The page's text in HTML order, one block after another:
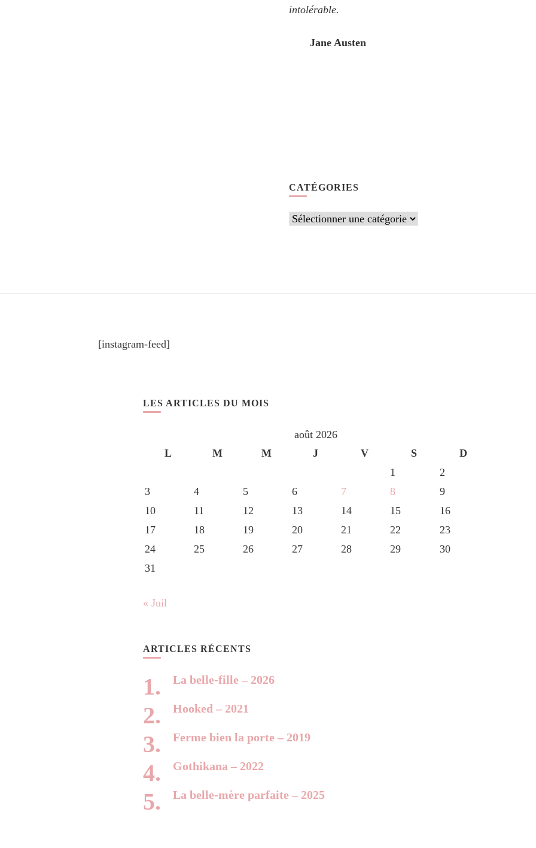
intolérable.
Jane Austen
CATÉGORIES
Catégories
[instagram-feed]
LES ARTICLES DU MOIS
août 2026
L
M M J V S
D
1
2
3
4 5 6 7 8
9
10
11 12 13 14 15
16
17
18 19 20 21 22
23
24
25 26 27 28 29
30
31
« Juil
ARTICLES RÉCENTS
La belle-fille – 2026
Hooked – 2021
Ferme bien la porte – 2019
Gothikana – 2022
La belle-mère parfaite – 2025